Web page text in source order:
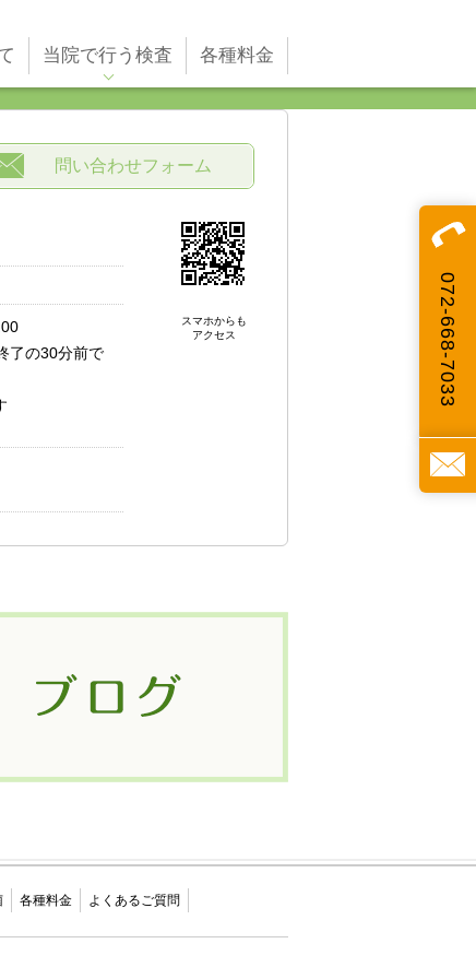
072-668-7033
当院で行う検査 各種料金
問い合わせフォーム
了の30分前で
スマホからも
アクセス
各種料金 よくあるご質問